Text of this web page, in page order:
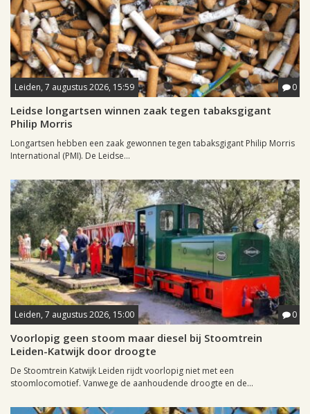
Leiden, 7 augustus 2026, 15:59 0
Leidse longartsen winnen zaak tegen tabaksgigant
Philip Morris
Longartsen hebben een zaak gewonnen tegen tabaksgigant Philip Morris
International (PMI). De Leidse...
Leiden, 7 augustus 2026, 15:00 0
Voorlopig geen stoom maar diesel bij Stoomtrein
Leiden-Katwijk door droogte
De Stoomtrein Katwijk Leiden rijdt voorlopig niet met een
stoomlocomotief. Vanwege de aanhoudende droogte en de...